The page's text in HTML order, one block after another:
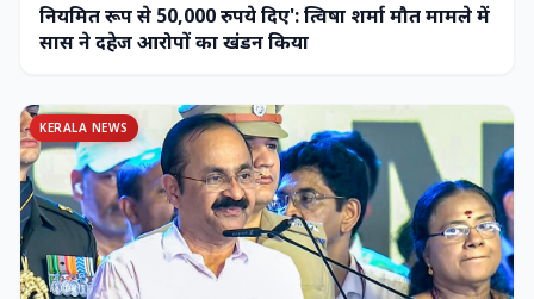
नियमित रूप से 50,000 रुपये दिए': त्विषा शर्मा मौत मामले में
सास ने दहेज आरोपों का खंडन किया
KERALA NEWS